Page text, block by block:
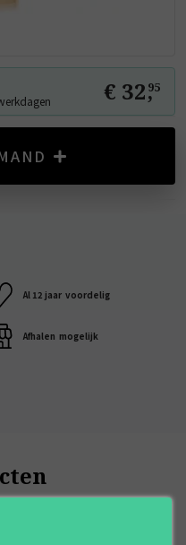
€ 32,
95
Al 12 jaar voordelig
Afhalen mogelijk